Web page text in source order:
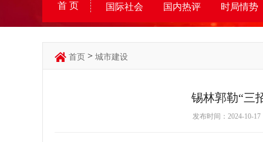
首 页
国际社会
国内热评 时局情势
首页 > 城市建设
锡林郭勒“三
发布时间：2024-10-